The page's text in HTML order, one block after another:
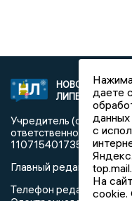
НОВОСТИ
ЛИПЕЦКА
Учредитель
ответственностью
1107154017354)
Главный редактор:
Телефон редакции: +7
даете
данных
с
На
cookie.